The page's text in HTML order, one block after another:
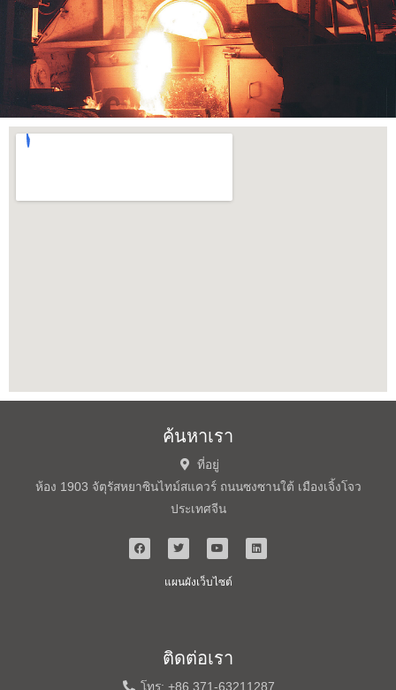
ติดต่อเรา
โทร: +86 371-63211287
ค้นหาเรา
ที่อยู่
ห้อง 1903 จัตุรัสหยาซินไทม์สแควร์ ถนนซงซานใต้ เมืองเจิ้งโจว
ประเทศจีน
แผนผังเว็บไซต์